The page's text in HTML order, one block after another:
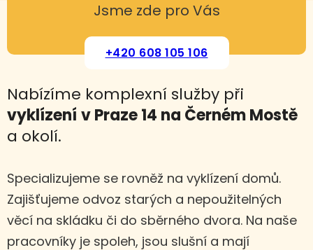
Jsme zde pro Vás
+420 608 105 106
Nabízíme komplexní služby při
vyklízení v Praze 14 na Černém Mostě
a okolí.
Specializujeme se rovněž na vyklízení domů.
Zajišťujeme odvoz starých a nepoužitelných
věcí na skládku či do sběrného dvora. Na naše
pracovníky je spoleh, jsou slušní a mají